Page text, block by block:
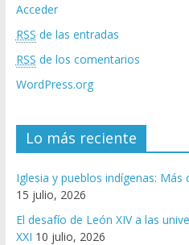
Acceder
RSS de las entradas
RSS de los comentarios
WordPress.org
Lo más reciente
Iglesia y pueblos indígenas:
15 julio, 2026
El desafío de León XIV a las
XXI 10 julio, 2026